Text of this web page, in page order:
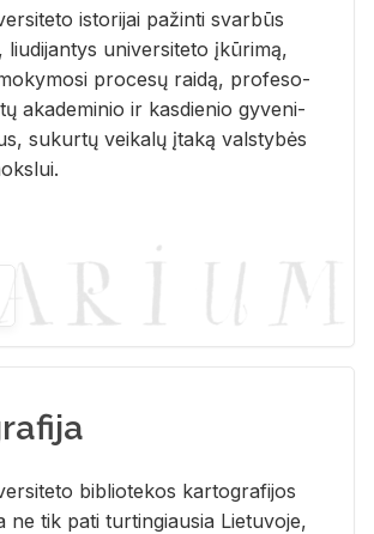
is­to­ri­jai pa­žin­ti svar­būs
liu­di­jan­tys uni­ver­si­te­to įkū­ri­mą,
pro­ce­sų rai­dą, pro­fe­so­
aka­de­mi­nio ir kas­die­nio gy­ve­ni­
su­kur­tų vei­ka­lų įta­ką vals­ty­bės
bi­b­lio­te­kos kar­to­gra­fi­jos
ne tik pati tur­tin­giau­sia Lie­tu­vo­je,